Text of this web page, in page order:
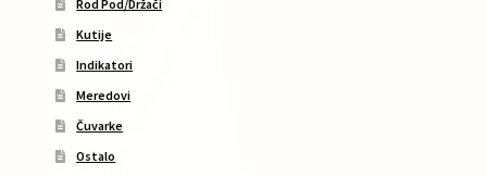
Rod Pod/Držači
Kutije
Indikatori
Meredovi
Čuvarke
Ostalo